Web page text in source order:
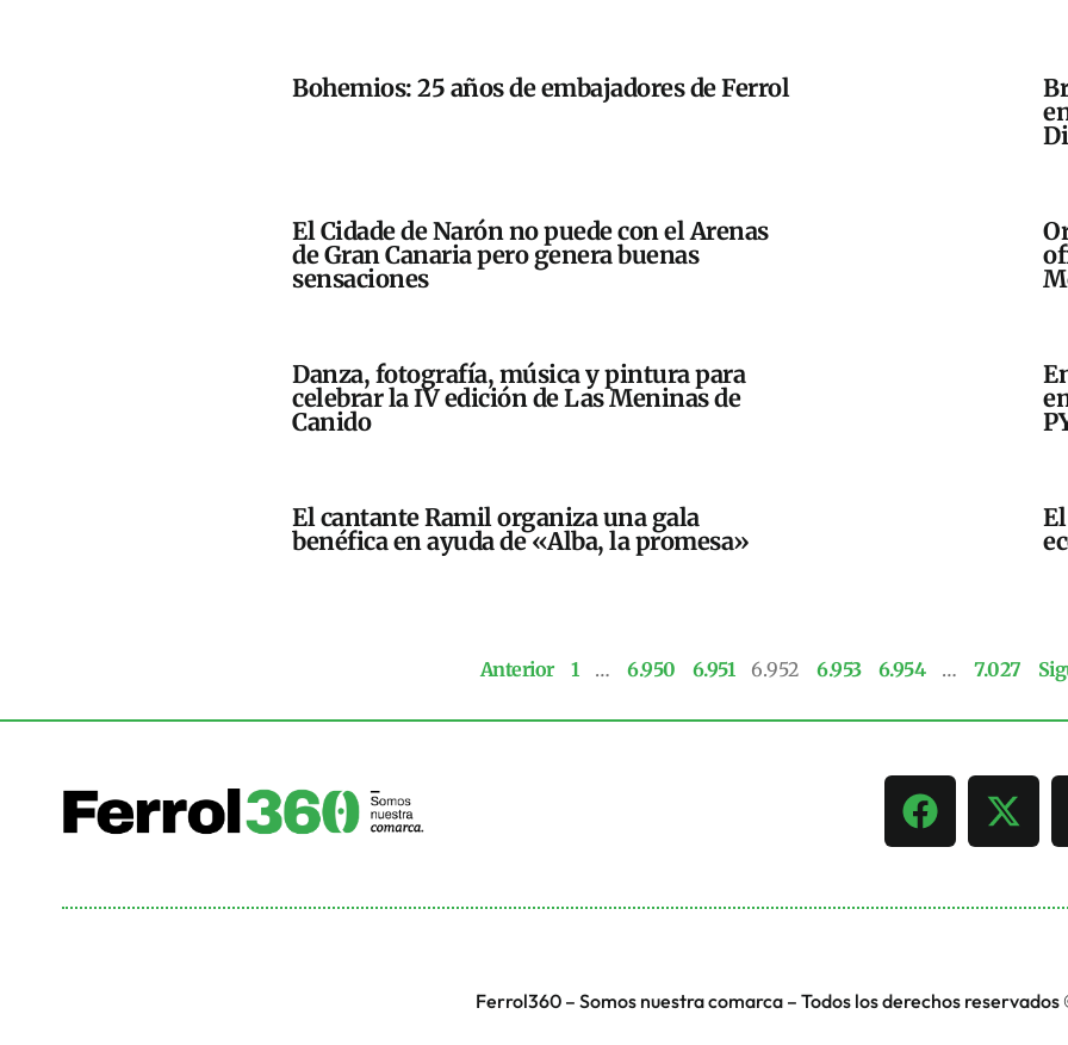
Bohemios: 25 años de embajadores de Ferrol
El Cidade de Narón no puede con el Arenas
de Gran Canaria pero genera buenas
sensaciones
Danza, fotografía, música y pintura para
celebrar la IV edición de Las Meninas de
Canido
El cantante Ramil organiza una gala
benéfica en ayuda de «Alba, la promesa»
Anterior 1 … 6.950 6.951 6.952 6.953 6.954 … 7.027
Ferrol360 – Somos nuestra comarca – Todos los derechos